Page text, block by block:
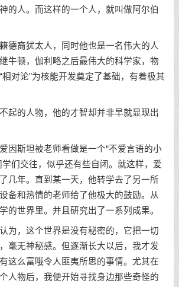
的人。而这样的一个人，就叫做阿尔伯
德裔犹太人，同时他也是一名伟大的人
牛顿，伽利略之后最伟大的科学家，物
对论”为核能开发奠定了基础，有着极其
起的人物，他的才智却并非早就显现出
因斯坦被老师看做是一个“不爱言语的小
学们交往，似乎还有些自闭。就这样，爱
几年。直到某一天，他转学去了另一所
备和热情的老师给了他极大的鼓励。从
的世界里。并且研究出了一系列成果。
为，这个世界是没有秘密的，它把一切
毫无神秘感。但逐渐长大以后，我才发
这么富哦令人匪夷所思的事情。尤其在
人物后，我便开始寻找身边那些奇怪的